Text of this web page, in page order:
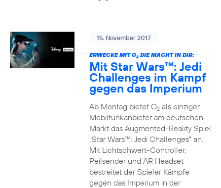
15. November 2017
ERWECKE MIT O2DIE MACHT IN DIR:
Mit Star Wars™: Jedi
Challenges im Kampf
gegen das Imperium
Ab Montag bietet O2als einziger
Mobilfunkanbieter am deutschen
Markt das Augmented-Reality Spiel
„Star Wars™: Jedi Challenges“ an.
Mit Lichtschwert-Controller,
Peilsender und AR Headset
bestreitet der Spieler Kämpfe
gegen das Imperium in der